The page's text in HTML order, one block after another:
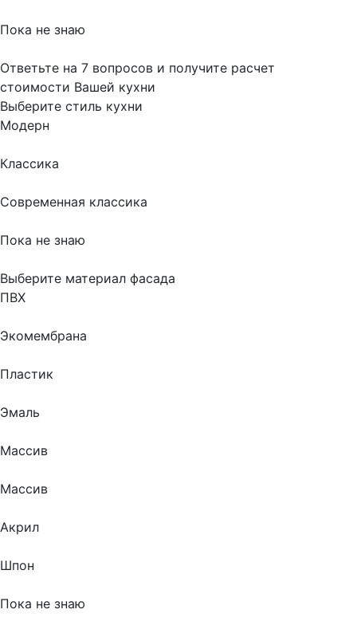
Пока не знаю
Ответьте на 7 вопросов и получите расчет
стоимости Вашей кухни
Выберите стиль кухни
Модерн
Классика
Современная классика
Пока не знаю
Выберите материал фасада
ПВХ
Экомембрана
Пластик
Эмаль
Массив
Массив
Акрил
Шпон
Пока не знаю